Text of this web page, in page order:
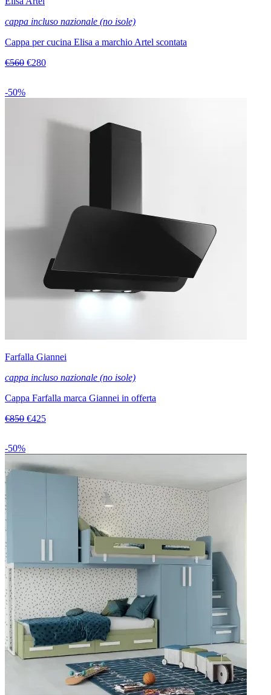
cappa incluso nazionale (no isole)
Cappa per cucina Elisa a marchio Artel scontata
€560 €280
-50%
Farfalla Giannei
cappa incluso nazionale (no isole)
Cappa Farfalla marca Giannei in offerta
€850 €425
-50%